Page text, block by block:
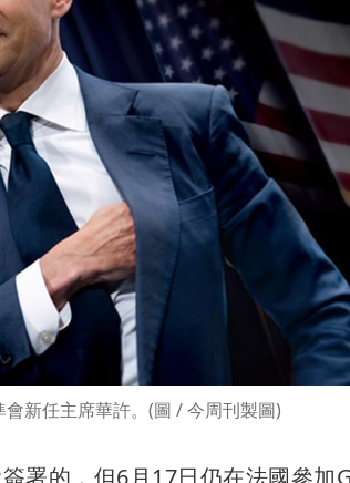
會新任主席華許。(圖 / 今周刊製圖)
署的，但6月17日仍在法國參加